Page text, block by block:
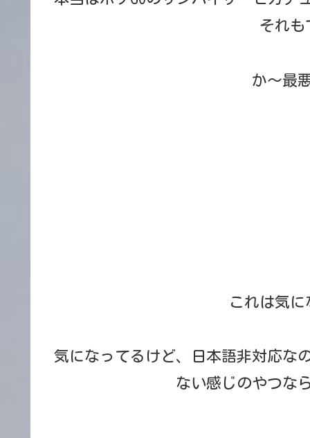
それも
か～最
これは気
気になってるけど、日本語非対応な
ない感じのやつな